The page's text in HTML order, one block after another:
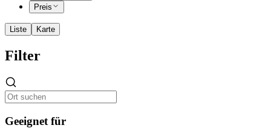
Preis
Liste Karte
Filter
Geeignet für